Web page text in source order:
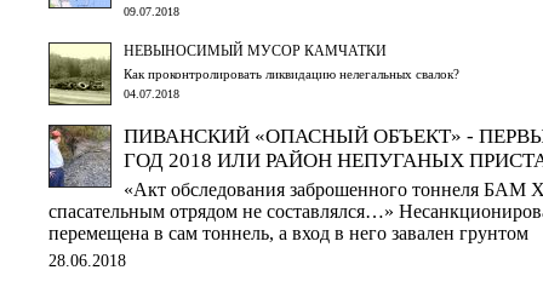
09.07.2018
НЕВЫНОСИМЫЙ МУСОР КАМЧАТКИ
Как проконтролировать ликвидацию нелегальных свалок?
04.07.2018
ПИВАНСКИЙ «ОПАСНЫЙ ОБЪЕКТ» -
ГОД 2018 ИЛИ РАЙОН НЕПУГАНЫХ
«Акт обследования заброшенного тоннеля БАМ
спасательным отрядом не составлялся…»
перемещена в сам тоннель, а вход в него завален грунтом
28.06.2018